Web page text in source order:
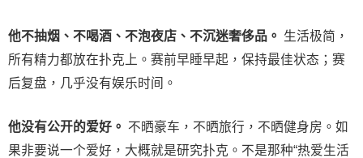
他不抽烟、不喝酒、不泡夜店、不沉迷奢侈品。 生活极简，
所有精力都放在扑克上。赛前早睡早起，保持最佳状态；赛
后复盘，几乎没有娱乐时间。
他没有公开的爱好。 不晒豪车，不晒旅行，不晒健身房。如
果非要说一个爱好，大概就是研究扑克。不是那种“热爱生活